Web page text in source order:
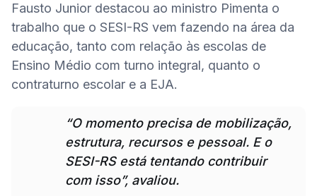
Fausto Junior destacou ao ministro Pimenta o
trabalho que o SESI-RS vem fazendo na área da
educação, tanto com relação às escolas de
Ensino Médio com turno integral, quanto o
contraturno escolar e a EJA.
“O momento precisa de mobilização,
estrutura, recursos e pessoal. E o
SESI-RS está tentando contribuir
com isso”, avaliou.